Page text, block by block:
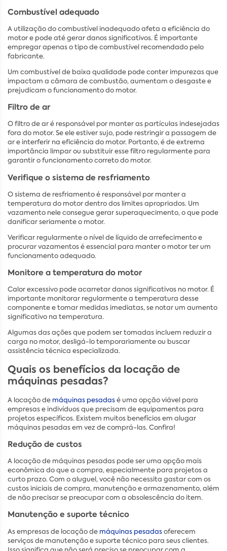
Combustível adequado
A utilização do combustível inadequado afeta a eficiência do
motor e pode até gerar danos significativos. É importante
empregar apenas o tipo de combustível recomendado pelo
fabricante.
Um combustível de baixa qualidade pode conter impurezas que
impactam a câmara de combustão, aumentam o desgaste e
prejudicam o funcionamento do motor.
Filtro de ar
O filtro de ar é responsável por manter as partículas indesejadas
fora do motor. Se ele estiver sujo, pode restringir a passagem de
ar e interferir na eficiência do motor. Portanto, é de extrema
importância limpar ou substituir esse filtro regularmente para
garantir o funcionamento correto do motor.
Verifique o sistema de resfriamento
O sistema de resfriamento é responsável por manter a
temperatura do motor dentro dos limites apropriados. Um
vazamento nele consegue gerar superaquecimento, o que pode
danificar seriamente o motor.
Verificar regularmente o nível de líquido de arrefecimento e
procurar vazamentos é essencial para manter o motor ter um
funcionamento adequado.
Monitore a temperatura do motor
Calor excessivo pode acarretar danos significativos no motor. É
importante monitorar regularmente a temperatura desse
componente e tomar medidas imediatas, se notar um aumento
significativo na temperatura.
Algumas das ações que podem ser tomadas incluem reduzir a
carga no motor, desligá-lo temporariamente ou buscar
assistência técnica especializada.
Quais os benefícios da locação de
máquinas pesadas?
A locação de máquinas pesadasé uma opção viável para
empresas e indivíduos que precisam de equipamentos para
projetos específicos. Existem muitos benefícios em alugar
máquinas pesadas em vez de comprá-las. Confira!
Redução de custos
A locação de máquinas pesadas pode ser uma opção mais
econômica do que a compra, especialmente para projetos a
curto prazo. Com o aluguel, você não necessita gastar com os
custos iniciais de compra, manutenção e armazenamento, além
de não precisar se preocupar com a obsolescência do item.
Manutenção e suporte técnico
As empresas de locação de máquinas pesadasoferecem
serviços de manutenção e suporte técnico para seus clientes.